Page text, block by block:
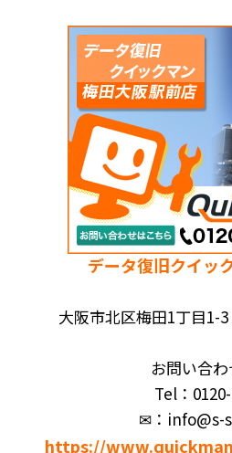
データ復旧クイッ
大阪市北区梅田1丁目1-
お問い合わ
Tel：0120-
✉：info@s-
https://